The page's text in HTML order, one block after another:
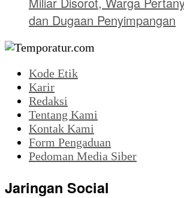
dan Dugaan Penyimpangan
Kode Etik
Karir
Redaksi
Tentang Kami
Kontak Kami
Form Pengaduan
Pedoman Media Siber
Jaringan Social